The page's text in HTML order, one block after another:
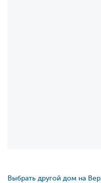
Выбрать другой дом на